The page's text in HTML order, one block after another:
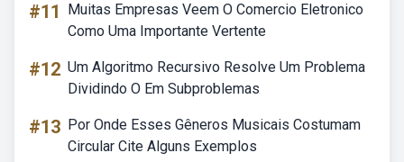
#11
Muitas Empresas Veem O Comercio Eletronico
Como Uma Importante Vertente
#12 Um Algoritmo Recursivo Resolve Um Problema
Dividindo O Em Subproblemas
#13 Por Onde Esses Gêneros Musicais Costumam
Circular Cite Alguns Exemplos